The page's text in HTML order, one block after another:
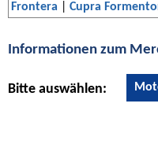
Frontera
Cupra
Informationen zum
Bitte auswählen: